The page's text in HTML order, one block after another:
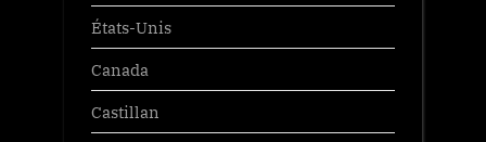
États-Unis
Canada
Castillan